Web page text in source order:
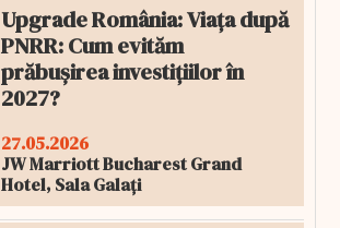
Upgrade România: Viața după
PNRR: Cum evităm
prăbușirea investițiilor în
2027?
27.05.2026
JW Marriott Bucharest Grand
Hotel, Sala Galați